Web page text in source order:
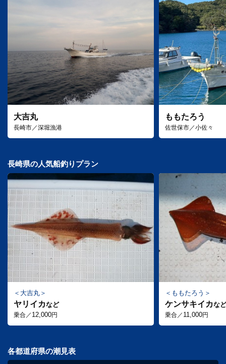
大吉丸
長崎市／深堀漁港
ももたろう
佐世保市／小佐々
長崎県の人気船釣りプラン
大吉丸
ヤリイカなど
乗合／ 12,000円
ももたろう
ケンサキイカなど
乗合／ 11,000円
各都道府県の潮見表